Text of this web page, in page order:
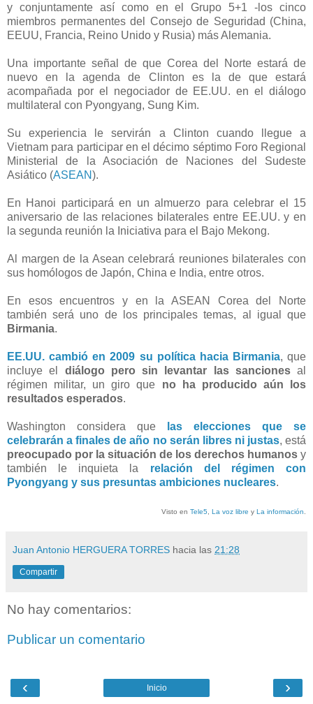
y conjuntamente así como en el Grupo 5+1 -los cinco
miembros permanentes del Consejo de Seguridad (China,
EEUU, Francia, Reino Unido y Rusia) más Alemania.
Una importante señal de que Corea del Norte estará de
nuevo en la agenda de Clinton es la de que estará
acompañada por el negociador de EE.UU. en el diálogo
multilateral con Pyongyang, Sung Kim.
Su experiencia le servirán a Clinton cuando llegue a
Vietnam para participar en el décimo séptimo Foro Regional
Ministerial de la Asociación de Naciones del Sudeste
Asiático (ASEAN).
En Hanoi participará en un almuerzo para celebrar el 15
aniversario de las relaciones bilaterales entre EE.UU. y en
la segunda reunión la Iniciativa para el Bajo Mekong.
Al margen de la Asean celebrará reuniones bilaterales con
sus homólogos de Japón, China e India, entre otros.
En esos encuentros y en la ASEAN Corea del Norte
también será uno de los principales temas, al igual que
Birmania.
EE.UU. cambió en 2009 su política hacia Birmania, que
incluye el diálogo pero sin levantar las sancionesal
régimen militar, un giro que no ha producido aún los
resultados esperados.
Washington considera que
las elecciones que se
celebrarán a finales de año no serán libres ni justas, está
preocupado por la situación de los derechos humanos y
también le inquieta la relación del régimen con
Pyongyang y sus presuntas ambiciones nucleares.
Visto en Tele5 La voz libre y La información
Juan Antonio HERGUERA TORRES hacia las 21:28
Compartir
No hay comentarios:
Publicar un comentario
‹ ›
Inicio